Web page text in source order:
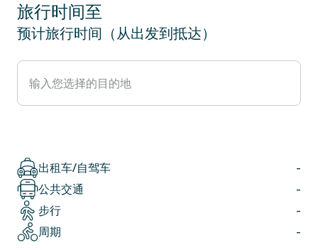
旅行时间至
预计旅行时间（从出发到抵达）
出租车/自驾车
-
公共交通
-
步行
-
周期
-